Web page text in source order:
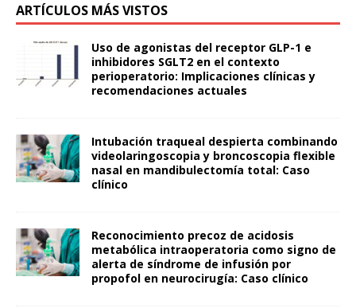
ARTÍCULOS MÁS VISTOS
Uso de agonistas del receptor GLP-1 e
inhibidores SGLT2 en el contexto
perioperatorio: Implicaciones clínicas y
recomendaciones actuales
Intubación traqueal despierta combinando
videolaringoscopia y broncoscopia flexible
nasal en mandibulectomía total: Caso
clínico
Reconocimiento precoz de acidosis
metabólica intraoperatoria como signo de
alerta de síndrome de infusión por
propofol en neurocirugía: Caso clínico